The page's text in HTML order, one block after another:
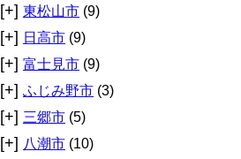
[+] 東松山市 (9)
[+] 日高市 (9)
[+] 富士見市 (9)
[+] ふじみ野市 (3)
[+] 三郷市 (5)
[+] 八潮市 (10)